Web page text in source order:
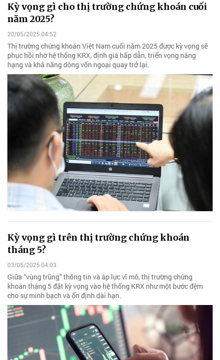
Kỳ vọng gì cho thị trường chứng khoán cuối
năm 2025?
20/05/2025 04:52
Thị trường chứng khoán Việt Nam cuối năm 2025 được kỳ vọng sẽ
phục hồi nhờ hệ thống KRX, định giá hấp dẫn, triển vọng nâng
hạng và khả năng dòng vốn ngoại quay trở lại.
Kỳ vọng gì trên thị trường chứng khoán
tháng 5?
03/05/2025 04:03
Giữa “vùng trũng” thông tin và áp lực vĩ mô, thị trường chứng
khoán tháng 5 đặt kỳ vọng vào hệ thống KRX như một bước đệm
cho sự minh bạch và ổn định dài hạn.